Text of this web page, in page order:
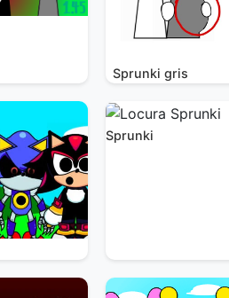
Sprunki gris
Sprunki